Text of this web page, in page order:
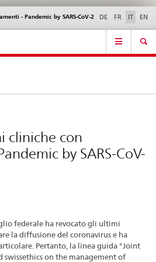
Contatto | Supporto &
aiuto
- Pandemic by SARS-CoV-2 DE FR IT EN
cliniche con
by SARS-CoV-
federale ha revocato gli ultimi
la diffusione del coronavirus e ha
Pertanto, la linea guida "Joint
swissethics on the management of